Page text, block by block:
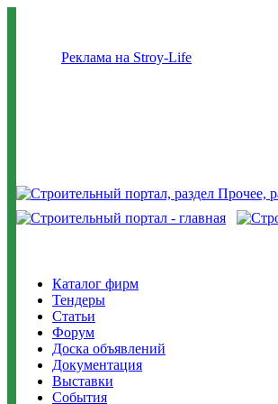
Реклама на Stroy-Life
Каталог фирм
Тендеры
Статьи
Форум
Доска объявлений
Документация
Выставки
События